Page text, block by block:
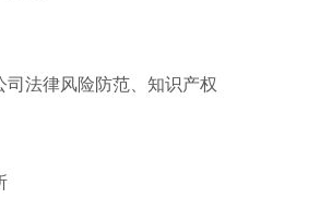
法律风险防范、知识产权